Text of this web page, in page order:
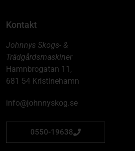
Kontakt
Johnnys Skogs- &
Trädgårdsmaskiner
Hamnbrogatan 11,
681 54 Kristinehamn
info@johnnyskog.se
0550-19638